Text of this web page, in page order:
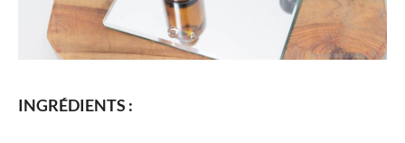
INGRÉDIENTS :